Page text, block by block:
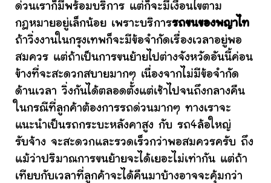
ด่วนเราก็มีพร้อมบริการ แต่ก็จะมีเงื่อนไขตาม
กฎหมายอยู่เล็กน้อย เพราะบริการรถขนของพญาไท
ถ้าวิ่งงานในกรุงเทพก็จะมีข้อจำกัดเรื่องเวลาอยู่พอ
สมควร แต่ถ้าเป็นการขนย้ายไปต่างจังหวัดอันนี้ค่อน
ข้างที่จะสะดวกสบายมากๆ เนื่องจากไม่มีข้อจำกัด
ด้านเวลา วิ่งกันได้ตลอดตั้งแต่เช้าไปจนถึงกลางคืน
ในกรณีที่ลูกค้าต้องการรถด่วนมากๆ ทางเราจะ
แนะนำเป็นรถกระบะหลังคาสูง กับ รถ4ล้อใหญ่
รับจ้าง จะสะดวกและรวดเร็วกว่าพอสมควรครับ ถึง
แม้ว่าปริมาณการขนย้ายจะได้เยอะไม่เท่ากัน แต่ถ้า
เทียบกับเวลาที่ลูกค้าจะได้คืนมาบ้างอาจจะคุ้มกว่า